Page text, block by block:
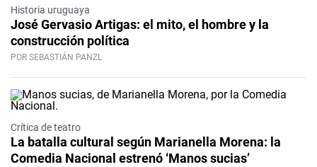
Historia uruguaya
José Gervasio Artigas: el mito, el hombre y la
construcción política
POR SEBASTIÁN PANZL
Crítica de teatro
La batalla cultural según Marianella Morena: la
Comedia Nacional estrenó ‘Manos sucias’